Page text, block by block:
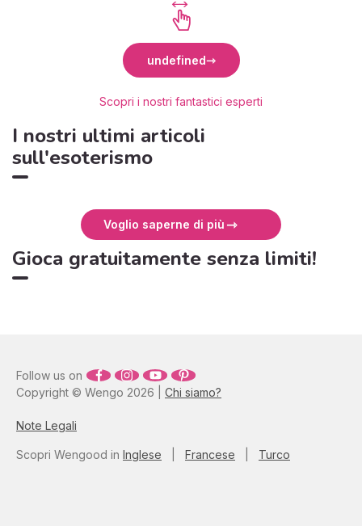
undefined
Scopri i nostri fantastici esperti
I nostri ultimi articoli
sull'esoterismo
Voglio saperne di più
Gioca gratuitamente senza limiti!
Copyright © Wengo 2026 | Chi siamo?
Note Legali
Follow us on
Scopri Wengood in Inglese Francese Turco